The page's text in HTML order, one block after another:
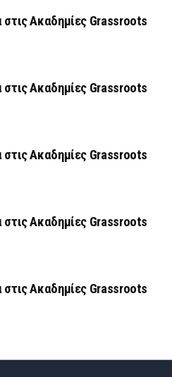
Ακαδημίες Grassroots
Ακαδημίες Grassroots
Ακαδημίες Grassroots
Ακαδημίες Grassroots
Ακαδημίες Grassroots